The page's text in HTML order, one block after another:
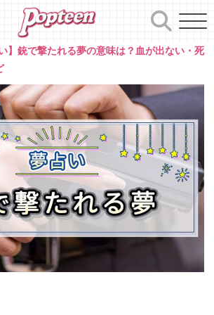
い】銃で撃たれる夢の意味は？血が出ない・死